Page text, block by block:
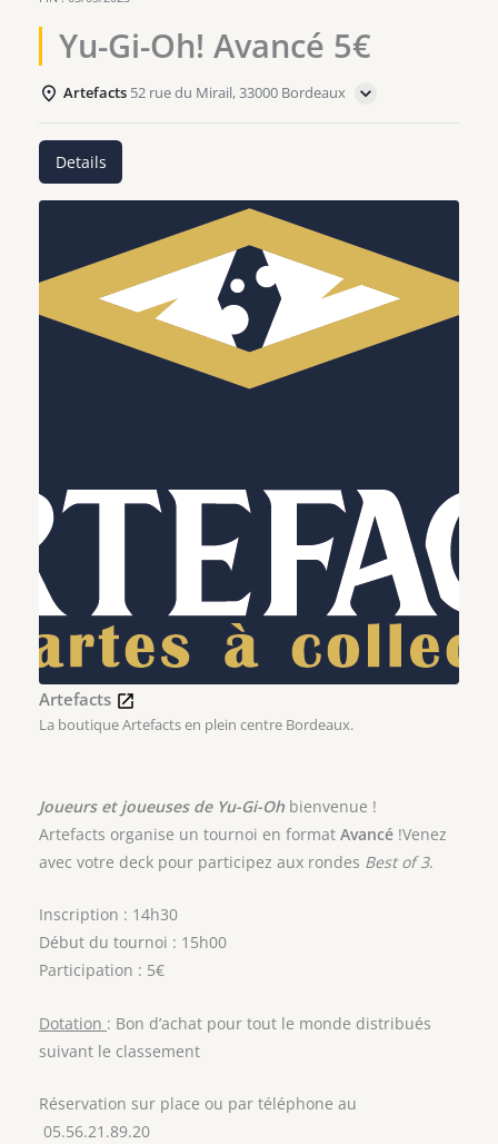
Yu-Gi-Oh! Avancé 5€
Artefacts 52 rue du Mirail, 33000 Bordeaux
Details
Artefacts
La boutique Artefacts en plein centre Bordeaux.
Joueurs et joueuses de Yu-Gi-Oh bienvenue !
Artefacts organise un tournoi en format Avancé !Venez
avec votre deck pour participez aux rondes Best of 3.
Inscription : 14h30
Début du tournoi : 15h00
Participation : 5€
Dotation : Bon d’achat pour tout le monde distribués
suivant le classement
Réservation sur place ou par téléphone au
05.56.21.89.20